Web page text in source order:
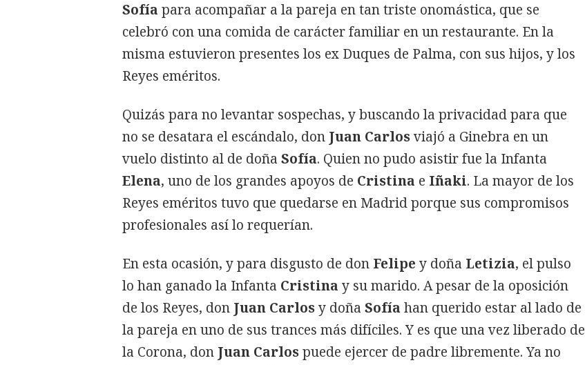
Sofía para acompañar a la pareja en tan triste onomástica, que se
celebró con una comida de carácter familiar en un restaurante. En la
misma estuvieron presentes los ex Duques de Palma, con sus hijos, y los
Reyes eméritos.
Quizás para no levantar sospechas, y buscando la privacidad para que
no se desatara el escándalo, don Juan Carlosviajó a Ginebra en un
vuelo distinto al de doña Sofía. Quien no pudo asistir fue la Infanta
Elena, uno de los grandes apoyos de Cristina e Iñaki. La mayor de los
Reyes eméritos tuvo que quedarse en Madrid porque sus compromisos
profesionales así lo requerían.
En esta ocasión, y para disgusto de don Felipe y doña Letizia, el pulso
lo han ganado la Infanta Cristina y su marido. A pesar de la oposición
de los Reyes, don Juan Carlosy doña Sofía han querido estar al lado de
la pareja en uno de sus trances más difíciles. Y es que una vez liberado de
la Corona, don Juan Carlospuede ejercer de padre libremente. Ya no